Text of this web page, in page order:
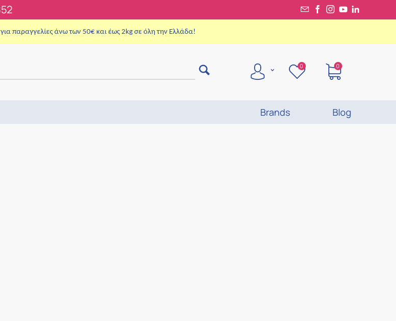
παραγγελίες άνω των 50€ και έως 2kg σε όλη την Ελλάδα!
0 0
Brands Blog